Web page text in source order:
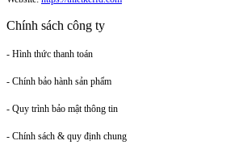
Chính sách công ty
- Hình thức thanh toán
- Chính bảo hành sản phẩm
- Quy trình bảo mật thông tin
- Chính sách & quy định chung